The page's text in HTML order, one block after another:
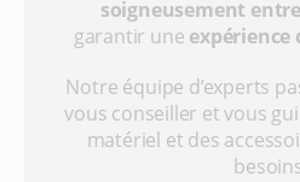
soigneusement
garantir une expérience
Notre équipe d’experts
vous conseiller et vous
matériel et des